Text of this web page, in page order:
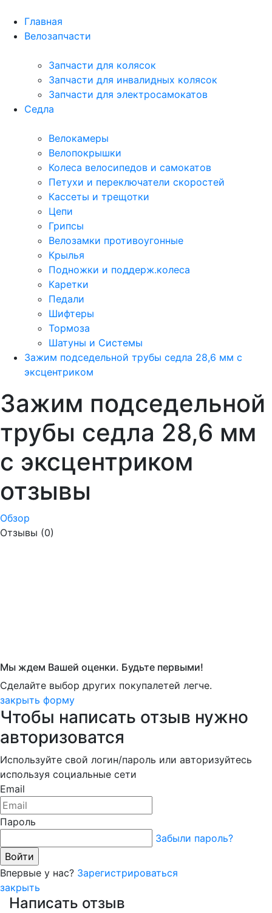
Главная
Велозапчасти
Запчасти для колясок
Запчасти для инвалидных колясок
Запчасти для электросамокатов
Седла
Велокамеры
Велопокрышки
Колеса велосипедов и самокатов
Петухи и переключатели скоростей
Кассеты и трещотки
Цепи
Грипсы
Велозамки противоугонные
Крылья
Подножки и поддерж.колеса
Каретки
Педали
Шифтеры
Тормоза
Шатуны и Системы
Зажим подседельной трубы седла 28,6 мм с
эксцентриком
Зажим подседельной
трубы седла 28,6 мм
с эксцентриком
отзывы
Обзор
Отзывы (0)
Мы ждем Вашей оценки. Будьте первыми!
Сделайте выбор других покупалетей легче.
закрыть форму
Чтобы написать отзыв нужно
авторизоватся
Используйте свой логин/пароль или авторизуйтесь
используя социальные сети
Email
Пароль
Забыли пароль?
Впервые у нас? Зарегистрироваться
закрыть
Написать отзыв